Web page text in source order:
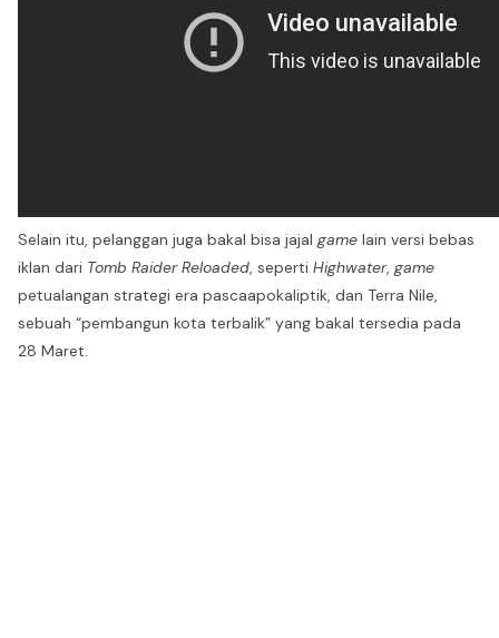
Selain itu, pelanggan juga bakal bisa jajal game lain versi bebas
iklan dari Tomb Raider Reloaded, seperti Highwater, game
petualangan strategi era pascaapokaliptik, dan Terra Nile,
sebuah “pembangun kota terbalik” yang bakal tersedia pada
28 Maret.